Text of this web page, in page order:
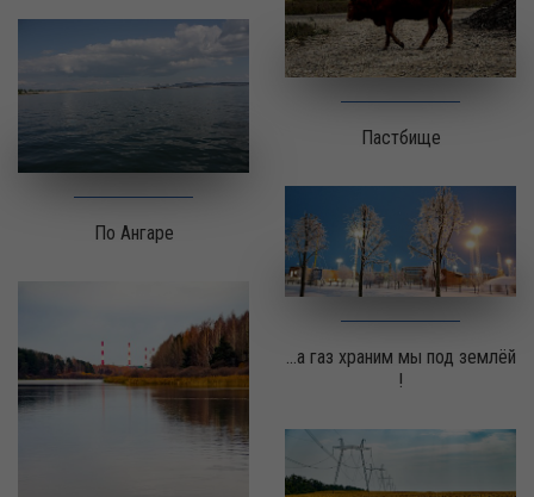
Пастбище
По Ангаре
...а газ храним мы под землёй
!